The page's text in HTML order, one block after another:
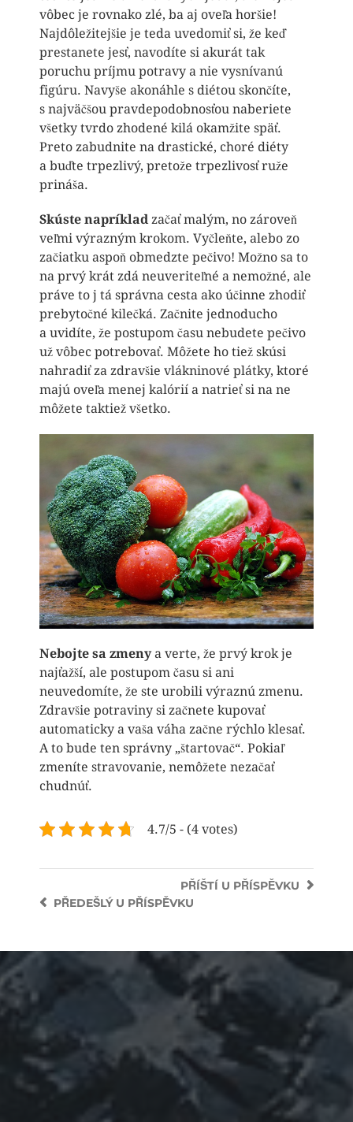
vôbec je rovnako zlé, ba aj oveľa horšie!
Najdôležitejšie je teda uvedomiť si, že keď
prestanete jesť, navodíte si akurát tak
poruchu príjmu potravy a nie vysnívanú
figúru. Navyše akonáhle s diétou skončíte,
s najväčšou pravdepodobnosťou naberiete
všetky tvrdo zhodené kilá okamžite späť.
Preto zabudnite na drastické, choré diéty
a buďte trpezlivý, pretože trpezlivosť ruže
prináša.
Skúste napríkladzačať malým, no zároveň
veľmi výrazným krokom. Vyčleňte, alebo zo
začiatku aspoň obmedzte pečivo! Možno sa to
na prvý krát zdá neuveriteľné a nemožné, ale
práve to j tá správna cesta ako účinne zhodiť
prebytočné kilečká. Začnite jednoducho
a uvidíte, že postupom času nebudete pečivo
už vôbec potrebovať. Môžete ho tiež skúsi
nahradiť za zdravšie vlákninové plátky, ktoré
majú oveľa menej kalórií a natrieť si na ne
môžete taktiež všetko.
Nebojte sa zmenya verte, že prvý krok je
najťažší, ale postupom času si ani
neuvedomíte, že ste urobili výraznú zmenu.
Zdravšie potraviny si začnete kupovať
automaticky a vaša váha začne rýchlo klesať.
A to bude ten správny „štartovač“. Pokiaľ
zmeníte stravovanie, nemôžete nezačať
chudnúť.
4.7/5 - (4 votes)
PŘÍŠTÍ U PŘÍSPĚVKU
PŘEDEŠLÝU PŘÍSPĚVKU